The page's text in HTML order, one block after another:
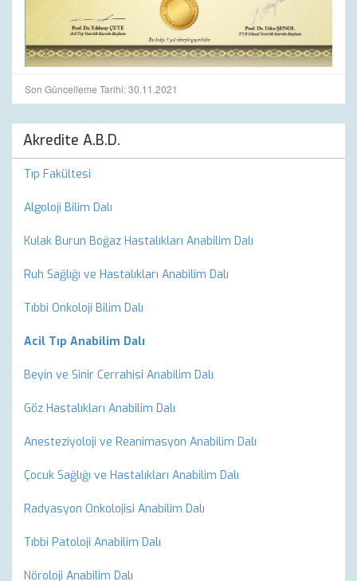
Son Güncelleme Tarihi: 30.11.2021
Akredite A.B.D.
Tıp Fakültesi
Algoloji Bilim Dalı
Kulak Burun Boğaz Hastalıkları Anabilim Dalı
Ruh Sağlığı ve Hastalıkları Anabilim Dalı
Tıbbi Onkoloji Bilim Dalı
Acil Tıp Anabilim Dalı
Beyin ve Sinir Cerrahisi Anabilim Dalı
Göz Hastalıkları Anabilim Dalı
Anesteziyoloji ve Reanimasyon Anabilim Dalı
Çocuk Sağlığı ve Hastalıkları Anabilim Dalı
Radyasyon Onkolojisi Anabilim Dalı
Tıbbi Patoloji Anabilim Dalı
Nöroloji Anabilim Dalı